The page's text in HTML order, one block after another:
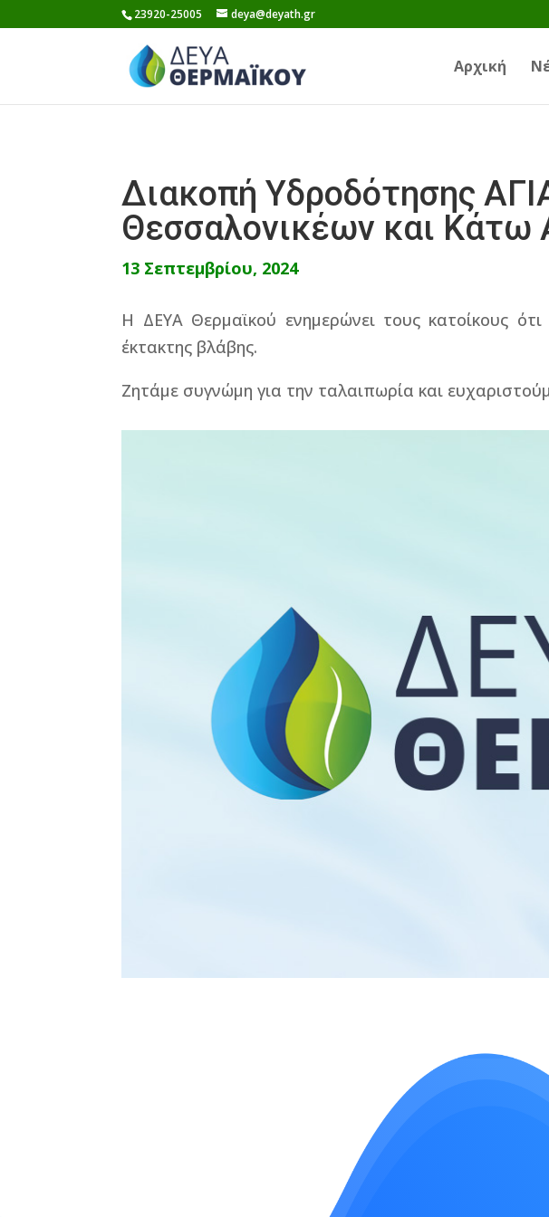
to
23920-25005 deya@deyath.gr
Αρχική
Διακοπή Υδροδότησης
Θεσσαλονικέων και Κάτω
13 Σεπτεμβρίου, 2024
Η ΔΕΥΑ Θερμαϊκού ενημερώνει τους κατοίκους
έκτακτης βλάβης.
Ζητάμε συγνώμη για την ταλαιπωρία και